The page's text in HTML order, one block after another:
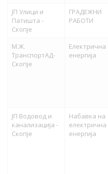
ЈП Улици и
Патишта -
Скопје
ГРАДЕЖНИ
РАБОТИ
М.Ж.
ТранспортАД-
Скопје
Електрична
енергија
ЈП Водовод и
канализација -
Скопје
Набавка на
електрична
енергија